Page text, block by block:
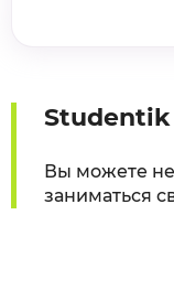
Studentik
Вы можете не
заниматься